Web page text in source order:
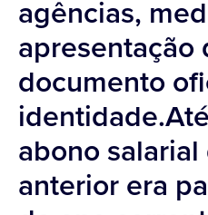
agências,
apresentação
documento
abono
anterior era